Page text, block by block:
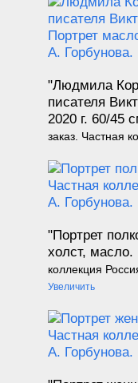
"Людмила
писателя
2020 г. 60/45
заказ. Частная
"Портрет
холст, масло.
коллекция
Увеличить